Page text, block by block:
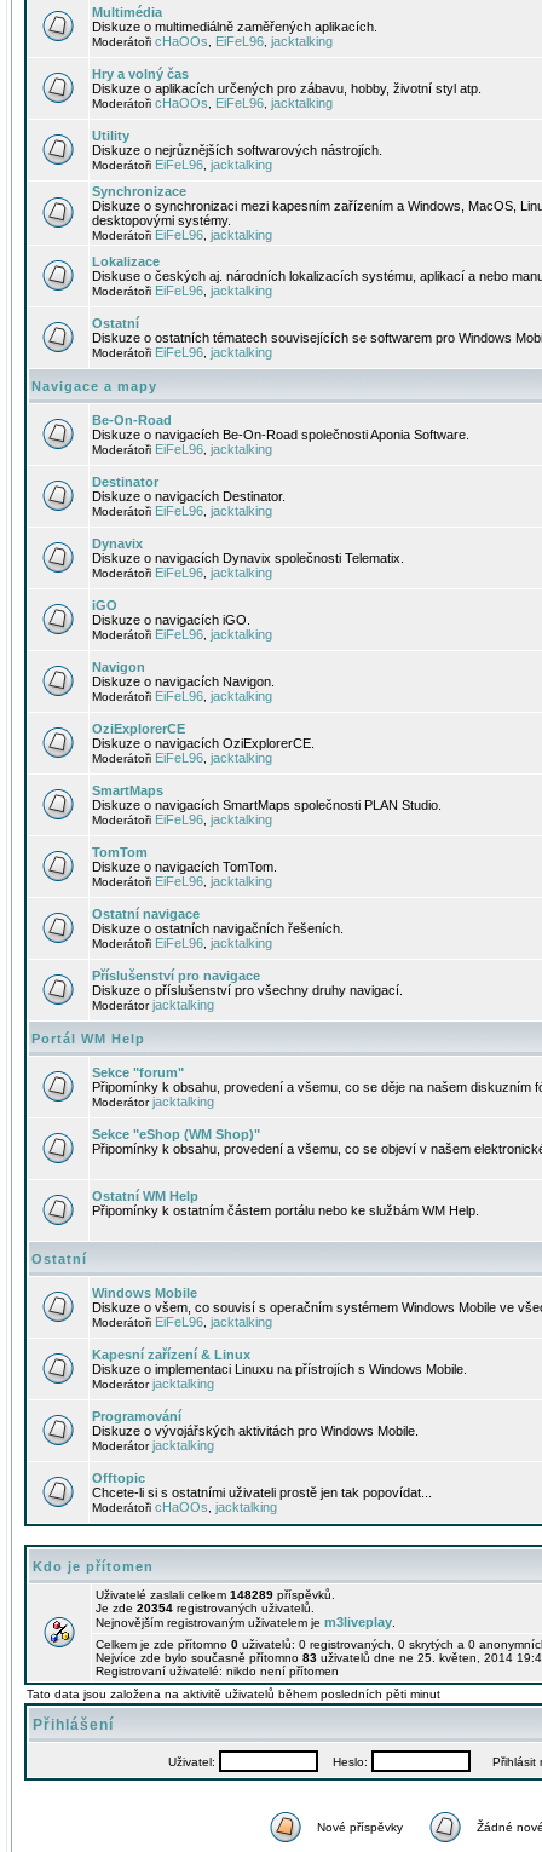
Multimédia
Diskuze o multimediálně zaměřených aplikacích.
Moderátoři cHaOOs EiFeL96 jacktalking
Hry a volný čas
Diskuze o aplikacích určených pro zábavu, hobby, životní styl atp.
Moderátoři cHaOOs EiFeL96 jacktalking
Utility
Diskuze o nejrůznějších softwarových nástrojích.
Moderátoři EiFeL96 jacktalking
Synchronizace
Diskuze o synchronizaci mezi kapesním zařízením a Windows, MacOS,
desktopovými systémy.
Moderátoři EiFeL96 jacktalking
Lokalizace
Diskuse o českých aj. národních lokalizacích systému, aplikací a nebo
Moderátoři EiFeL96 jacktalking
Ostatní
Diskuze o ostatních tématech souvisejících se softwarem pro Windows
Moderátoři EiFeL96 jacktalking
Navigace a mapy
Be-On-Road
Diskuze o navigacích Be-On-Road společnosti Aponia Software.
Moderátoři EiFeL96 jacktalking
Destinator
Diskuze o navigacích Destinator.
Moderátoři EiFeL96 jacktalking
Dynavix
Diskuze o navigacích Dynavix společnosti Telematix.
Moderátoři EiFeL96 jacktalking
iGO
Diskuze o navigacích iGO.
Moderátoři EiFeL96 jacktalking
Navigon
Diskuze o navigacích Navigon.
Moderátoři EiFeL96 jacktalking
OziExplorerCE
Diskuze o navigacích OziExplorerCE.
Moderátoři EiFeL96 jacktalking
SmartMaps
Diskuze o navigacích SmartMaps společnosti PLAN Studio.
Moderátoři EiFeL96 jacktalking
TomTom
Diskuze o navigacích TomTom.
Moderátoři EiFeL96 jacktalking
Ostatní navigace
Diskuze o ostatních navigačních řešeních.
Moderátoři EiFeL96 jacktalking
Příslušenství pro navigace
Diskuze o příslušenství pro všechny druhy navigací.
Moderátorjacktalking
Portál WM Help
Sekce "forum"
Připomínky k obsahu, provedení a všemu, co se děje na našem diskuzním
Moderátorjacktalking
Sekce "eShop (WM Shop)"
Připomínky k obsahu, provedení a všemu, co se objeví v našem
Ostatní WM Help
Připomínky k ostatním částem portálu nebo ke službám WM Help.
Ostatní
Windows Mobile
Diskuze o všem, co souvisí s operačním systémem Windows Mobile ve
Moderátoři EiFeL96 jacktalking
Kapesní zařízení & Linux
Diskuze o implementaci Linuxu na přístrojích s Windows Mobile.
Moderátorjacktalking
Programování
Diskuze o vývojářských aktivitách pro Windows Mobile.
Moderátorjacktalking
Offtopic
Chcete-li si s ostatními uživateli prostě jen tak popovídat...
Moderátoři cHaOOs jacktalking
Kdo je přítomen
Uživatelé zaslali celkem 148289 příspěvků.
Je zde 20354 registrovaných uživatelů.
Nejnovějším registrovaným uživatelem je m3liveplay
Celkem je zde přítomno 0 uživatelů: 0 registrovaných, 0 skrytých a 0
Nejvíce zde bylo současně přítomno 83 uživatelů dne ne 25. květen, 2014
Registrovaní uživatelé: nikdo není přítomen
Tato data jsou založena na aktivitě uživatelů během posledních pěti minut
Přihlášení
Uživatel: Heslo: Přihlásit
Nové příspěvky Žádné